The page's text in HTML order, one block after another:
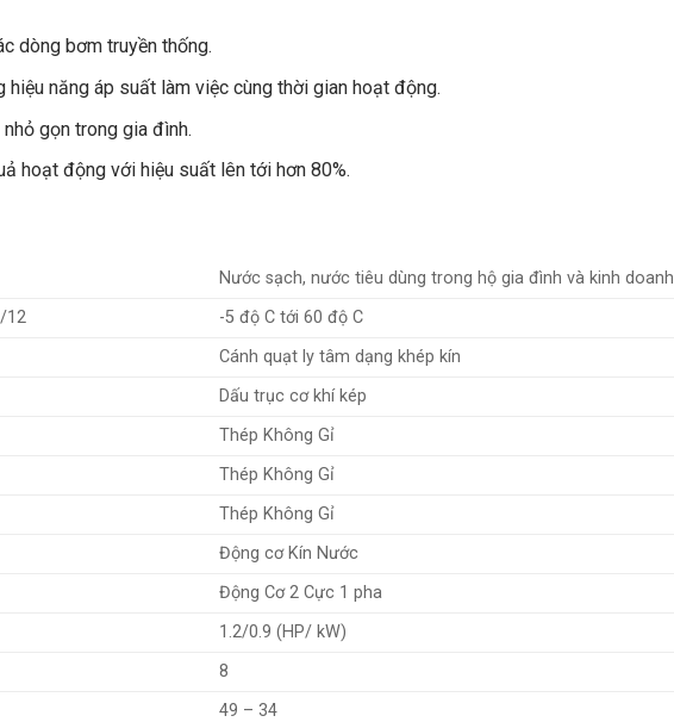
dòng bơm truyền thống.
năng áp suất làm việc cùng thời gian hoạt động.
gọn trong gia đình.
hoạt động với hiệu suất lên tới hơn 80%.
Nước sạch, nước tiêu dùng trong hộ gia đình và kinh doanh
12 -5 độ C tới 60 độ C
Cánh quạt ly tâm dạng khép kín
Dấu trục cơ khí kép
Thép Không Gỉ
Thép Không Gỉ
Thép Không Gỉ
Động cơ Kín Nước
Động Cơ 2 Cực 1 pha
1.2/0.9 (HP/ kW)
8
49 – 34